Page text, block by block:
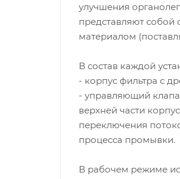
улучшения
представляют
материалом
В состав каждой
- корпус фильтра с
- управляющий
верхней части
переключения
процесса промывки.
В рабочем режиме